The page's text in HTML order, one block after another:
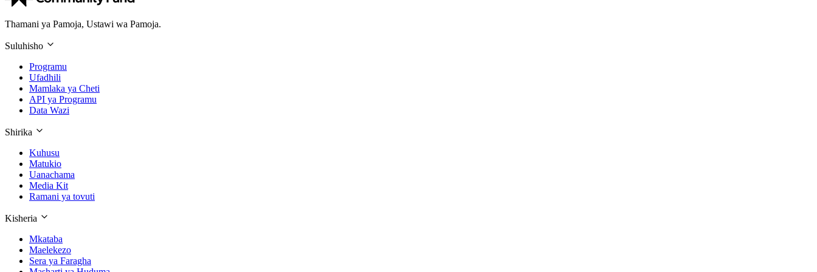
Thamani ya Pamoja, Ustawi wa Pamoja.
Suluhisho
Programu
Ufadhili
Mamlaka ya Cheti
API ya Programu
Data Wazi
Shirika
Kuhusu
Matukio
Uanachama
Media Kit
Ramani ya tovuti
Kisheria
Mkataba
Maelekezo
Sera ya Faragha